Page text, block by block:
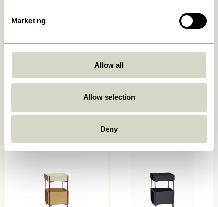
Marketing
Allow all
Allow selection
Deny
1.299,00